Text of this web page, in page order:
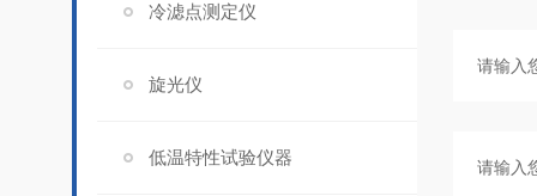
冷滤点测定仪
旋光仪
低温特性试验仪器